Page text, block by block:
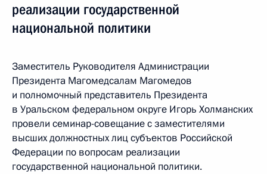
реализации государственной
национальной политики
Заместитель Руководителя Администрации
Президента Магомедсалам Магомедов
и полномочный представитель Президента
в Уральском федеральном округе Игорь Холманских
провели семинар-совещание с заместителями
высших должностных лиц субъектов Российской
Федерации по вопросам реализации
государственной национальной политики.